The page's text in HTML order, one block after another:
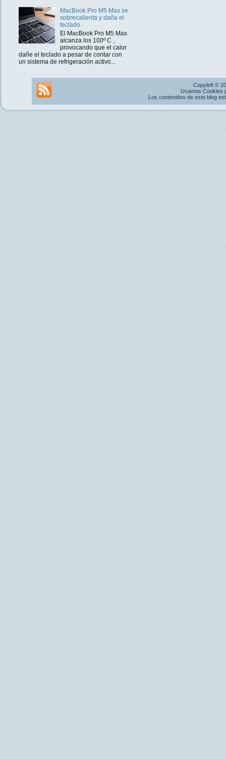
MacBook Pro M5 Max se
sobrecalienta y daña el
teclado
El MacBook Pro M5 Max
alcanza los 100º C ,
provocando que el calor
dañe el teclado a pesar de contar con
un sistema de refrigeración activo...
Copyleft ©
Usamos Cookies
Los contenidos de este blog